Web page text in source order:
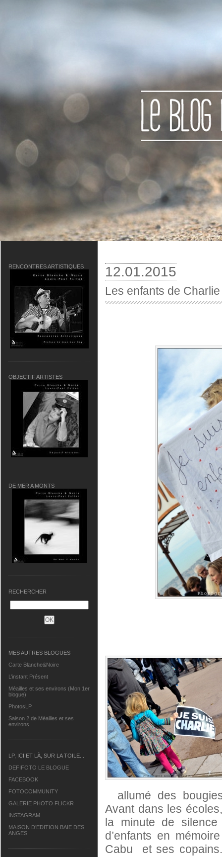
RENCONTRES ARTISTIQUES
OBJECTIF ARTISTES
DE MER A MONTS
RECHERCHER
MES AUTRES BLOGUES
Carte Blanche&Noire
L’instant Présent
Méailles et ses environs (Mon 1er
blogue)
PhotosLP
Saison 2 de Méailles et ses
environs
LP, ICI ET LÀ, SUR LA TOILE...
DEFIFOTO LE BLOGUE
FACEBOOK
FOTOCOMMUNITY
GALERIE PHOTO FLICKR
INSTAGRAM
MAISON D’EDITION BAIE DES
ANGES
12.01.2015
Les enfants de Charlie
allumé des
Avant dans les
la minute de
d’enfants en
Cabu et ses